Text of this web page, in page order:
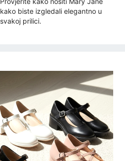
kako biste izgledali elegantno u
svakoj prilici.